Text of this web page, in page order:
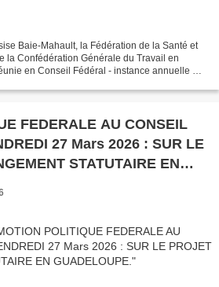
Baie-Mahault, la Fédération de la Santé et
la Confédération Générale du Travail en
en Conseil Fédéral - instance annuelle et
AU CONSEIL
27 Mars 2026 : SUR LE
STATUTAIRE EN